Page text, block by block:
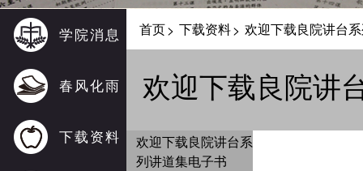
学院消息
春风化雨
下载资料
首页> 下载资料> 欢迎下载良院讲台
欢迎下载良院讲
欢迎下载良院讲台系
列讲道集电子书